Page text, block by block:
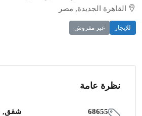
القاهرة الجديدة, مصر
للإيجار غير مفروش
نظرة عامة
68655 شقق,